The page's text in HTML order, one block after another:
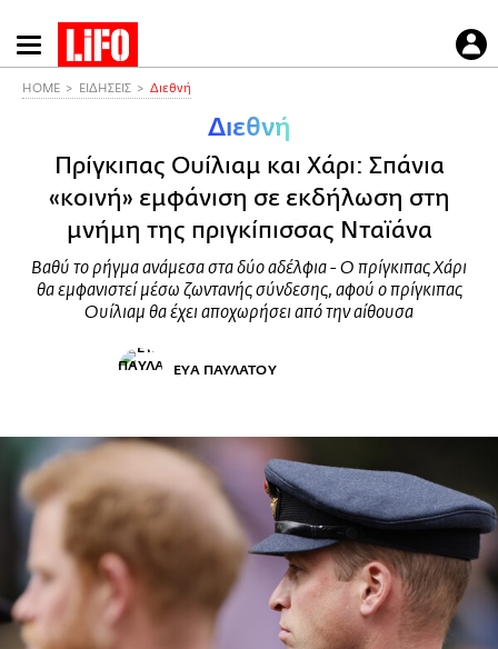
Παράκαμψη
προς
HOME ΕΙΔΗΣΕΙΣ Διεθνή
Διεθνή
Πρίγκιπας Ουίλιαμ και Χάρι: Σπάνια
«κοινή» εμφάνιση σε εκδήλωση στη
μνήμη της πριγκίπισσας Νταϊάνα
Βαθύ το ρήγμα ανάμεσα στα δύο αδέλφια - Ο πρίγκιπας Χάρι
θα εμφανιστεί μέσω ζωντανής σύνδεσης, αφού ο πρίγκιπας
Ουίλιαμ θα έχει αποχωρήσει από την αίθουσα
ΕΥΑ ΠΑΥΛΑΤΟΥ